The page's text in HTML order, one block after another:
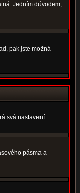
Jedním důvodem,
pak jste možná
svá nastavení.
pásma a